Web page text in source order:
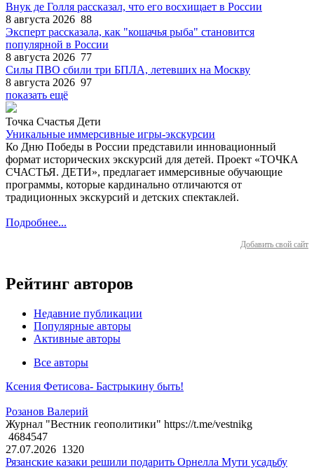
Внук де Голля рассказал, что его восхищает в России
8 августа 2026 88
Эксперт рассказала, как "кошачья рыба" становится
популярной в России
8 августа 2026 77
Силы ПВО сбили три БПЛА, летевших на Москву
8 августа 2026 97
показать ещё
Точка Счастья Дети
Уникальные иммерсивные игры-экскурсии
Ко Дню Победы в России представили инновационный
формат исторических экскурсий для детей. Проект «ТОЧКА
СЧАСТЬЯ. ДЕТИ», предлагает иммерсивные обучающие
программы, которые кардинально отличаются от
традиционных экскурсий и детских спектаклей.
Подробнее...
Добавить свой сайт
Рейтинг авторов
Недавние публикации
Популярные авторы
Активные авторы
Все авторы
Ксения Фетисова- Бастрыкину быть!
Розанов Валерий
Журнал "Вестник геополитики" https://t.me/vestnikg
4684547
27.07.2026 1320
Рязанские казаки решили подарить Орнелла Мути усадьбу